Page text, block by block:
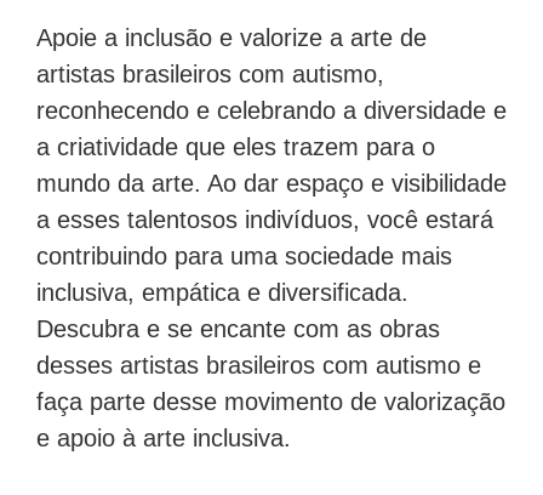
Apoie a inclusão e valorize a arte de
artistas brasileiros com autismo,
reconhecendo e celebrando a diversidade e
a criatividade que eles trazem para o
mundo da arte. Ao dar espaço e visibilidade
a esses talentosos indivíduos, você estará
contribuindo para uma sociedade mais
inclusiva, empática e diversificada.
Descubra e se encante com as obras
desses artistas brasileiros com autismo e
faça parte desse movimento de valorização
e apoio à arte inclusiva.